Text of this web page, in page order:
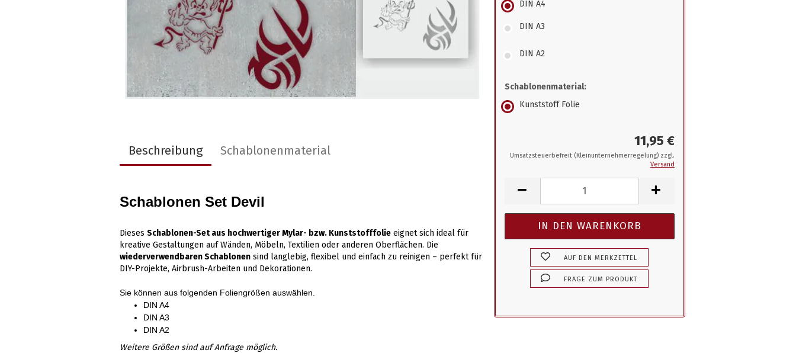
DIN A4
DIN A3
DIN A2
Schablonenmaterial:
Kunststoff Folie
11,95 €
Umsatzsteuerbefreit (Kleinunternehmerregelung) zzgl.
Versand
AUF DEN MERKZETTEL
FRAGE ZUM PRODUKT
Beschreibung Schablonenmaterial
Schablonen Set Devil
Dieses Schablonen-Set aus hochwertiger Mylar- bzw. Kunststofffolie eignet sich ideal für
kreative Gestaltungen auf Wänden, Möbeln, Textilien oder anderen Oberflächen. Die
wiederverwendbaren Schablonen sind langlebig, flexibel und einfach zu reinigen – perfekt für
DIY-Projekte, Airbrush-Arbeiten und Dekorationen.
Sie können aus folgenden Foliengrößen auswählen.
DIN A4
DIN A3
DIN A2
Weitere Größen sind auf Anfrage möglich.